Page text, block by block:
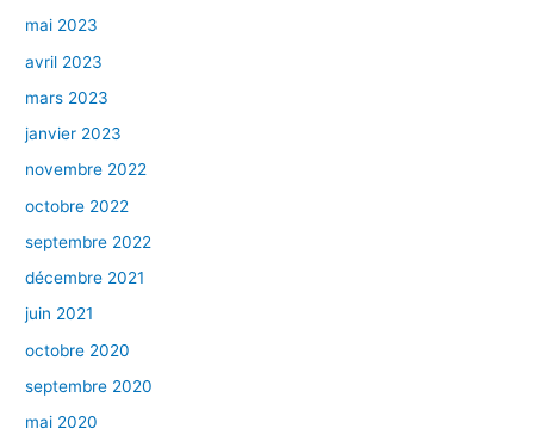
mai 2023
avril 2023
mars 2023
janvier 2023
novembre 2022
octobre 2022
septembre 2022
décembre 2021
juin 2021
octobre 2020
septembre 2020
mai 2020